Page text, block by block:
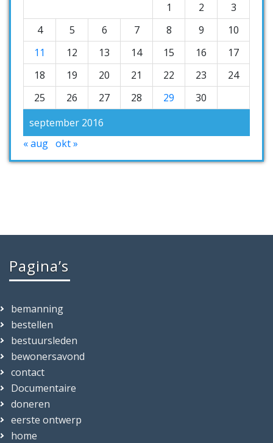
september 2016
1
2
3
4
5 6 7 8 9
10
11
12 13 14 15 16
17
18
19 20 21 22 23
24
25
26 27 28 29 30
« aug okt »
Pagina’s
bemanning
bestellen
bestuursleden
bewonersavond
contact
Documentaire
doneren
eerste ontwerp
home